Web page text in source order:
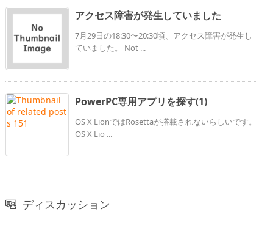
アクセス障害が発生していました
7月29日の18:30〜20:30頃、アクセス障害が発生し
ていました。 Not ...
PowerPC専用アプリを探す(1)
OS X LionではRosettaが搭載されないらしいです。
OS X Lio ...
ディスカッション